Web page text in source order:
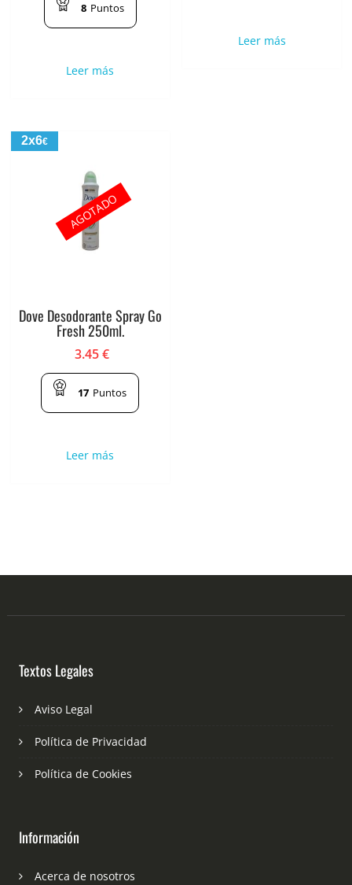
8 Puntos
Leer más
Leer más
2x6€
Dove Desodorante Spray Go
Fresh 250ml.
3.45€
17 Puntos
Leer más
AGOTADO
Textos Legales
Aviso Legal
Política de Privacidad
Política de Cookies
Información
Acerca de nosotros